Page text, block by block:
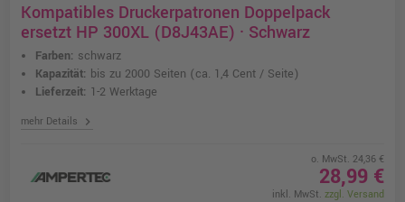
Kompatibles Druckerpatronen Doppelpack
ersetzt HP 300XL (D8J43AE) · Schwarz
Farben: schwarz
Kapazität: bis zu 2000 Seiten (ca. 1,4 Cent / Seite)
Lieferzeit: 1-2 Werktage
mehr Details chevron_right
o. MwSt. 24,36 €
28,99 €
inkl. MwSt. zzgl. Versand